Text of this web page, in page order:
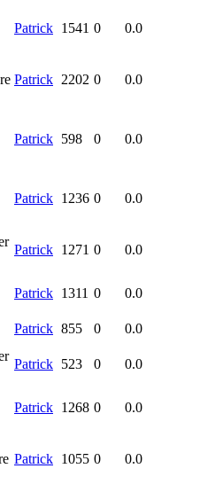
Patrick 1541 0 0.0
Patrick 2202 0 0.0
Patrick 598 0 0.0
Patrick 1236 0 0.0
Patrick 1271 0 0.0
Patrick 1311 0
0.0
Patrick 855 0
0.0
Patrick 523 0
0.0
Patrick 1268 0 0.0
Patrick 1055 0 0.0